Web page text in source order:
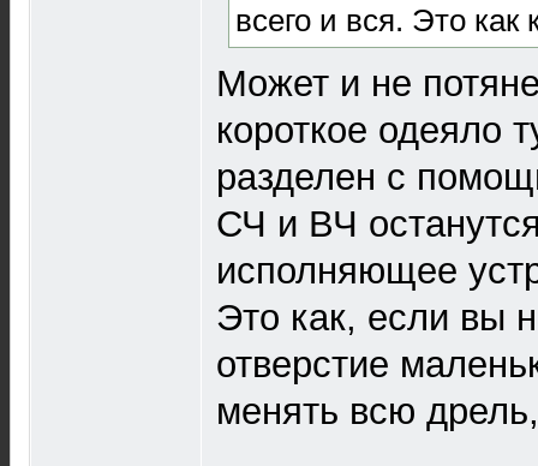
всего и вся. Это как
Может и не
короткое одеяло
разделен с
СЧ и ВЧ
исполняющее
Это как, если вы
отверстие
менять всю